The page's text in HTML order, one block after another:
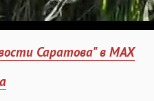
Саратова" в MAX